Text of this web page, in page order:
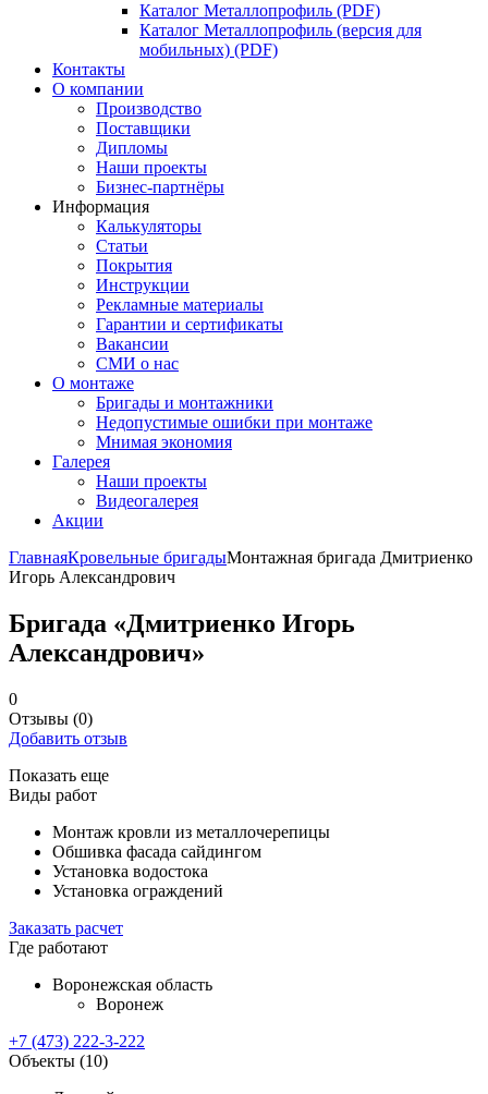
Каталог Металлопрофиль (PDF)
Каталог Металлопрофиль (версия для
мобильных) (PDF)
Контакты
О компании
Производство
Поставщики
Дипломы
Наши проекты
Бизнес-партнёры
Информация
Калькуляторы
Статьи
Покрытия
Инструкции
Рекламные материалы
Гарантии и сертификаты
Вакансии
СМИ о нас
О монтаже
Бригады и монтажники
Недопустимые ошибки при монтаже
Мнимая экономия
Галерея
Наши проекты
Видеогалерея
Акции
ГлавнаяКровельные бригадыМонтажная бригада Дмитриенко
Игорь Александрович
Бригада «Дмитриенко Игорь
Александрович»
0
Отзывы (0)
Добавить отзыв
Показать еще
Виды работ
Монтаж кровли из металлочерепицы
Обшивка фасада сайдингом
Установка водостока
Установка ограждений
Заказать расчет
Где работают
Воронежская область
Воронеж
+7 (473) 222-3-222
Объекты (10)